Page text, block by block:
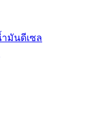
มันดีเซล